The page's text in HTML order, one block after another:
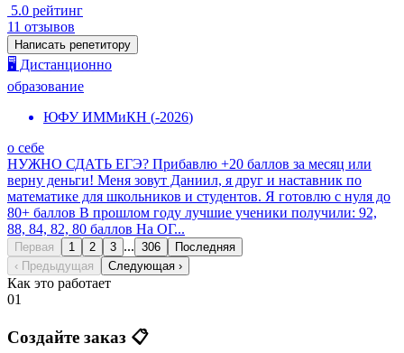
5.0 рейтинг
11 отзывов
Написать репетитору
🖥️ Дистанционно
образование
ЮФУ ИММиКН (-2026)
о себе
НУЖНО СДАТЬ ЕГЭ? Прибавлю +20 баллов за месяц или
верну деньги! Меня зовут Даниил, я друг и наставник по
математике для школьников и студентов. Я готовлю с нуля до
80+ баллов В прошлом году лучшие ученики получили: 92,
88, 84, 82, 80 баллов На ОГ...
Первая 1 2 3 ... 306
Последняя
‹ Предыдущая
Следующая ›
Как это работает
01
Создайте заказ 📋